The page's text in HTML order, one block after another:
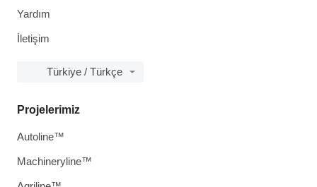
Yardım
İletişim
Türkiye / Türkçe
Projelerimiz
Autoline™
Machineryline™